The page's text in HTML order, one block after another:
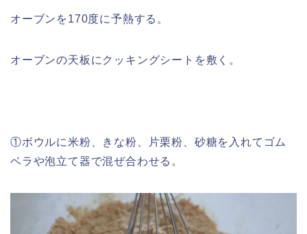
オーブンを170度に予熱する。
オーブンの天板にクッキングシートを敷く。
①ボウルに米粉、きな粉、片栗粉、砂糖を入れてゴム
ベラや泡立て器で混ぜ合わせる。